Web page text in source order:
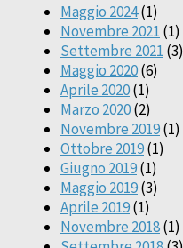
Maggio 2024(1)
Novembre 2021 (1)
Settembre 2021 (3)
Maggio 2020(6)
Aprile 2020(1)
Marzo 2020(2)
Novembre 2019(1)
Ottobre 2019(1)
Giugno 2019(1)
Maggio 2019(3)
Aprile 2019(1)
Novembre 2018(1)